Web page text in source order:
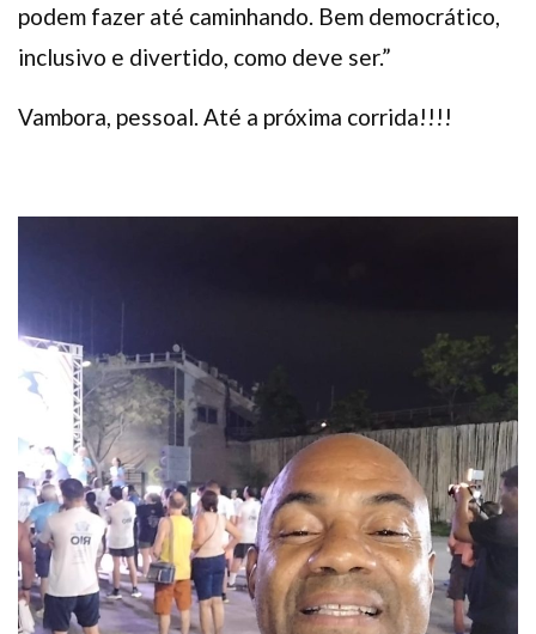
podem fazer até caminhando. Bem democrático,
inclusivo e divertido, como deve ser.”
Vambora, pessoal. Até a próxima corrida!!!!